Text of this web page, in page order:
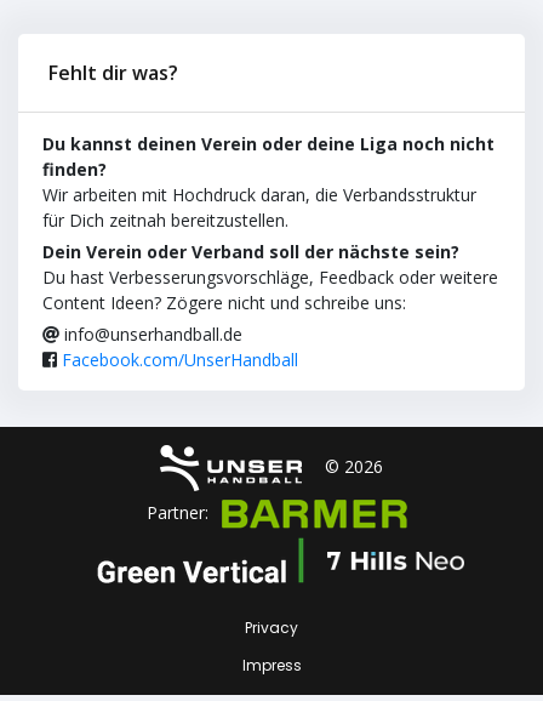
Fehlt dir was?
Du kannst deinen Verein oder deine Liga noch nicht
finden?
Wir arbeiten mit Hochdruck daran, die Verbandsstruktur
für Dich zeitnah bereitzustellen.
Dein Verein oder Verband soll der nächste sein?
Du hast Verbesserungsvorschläge, Feedback oder weitere
Content Ideen? Zögere nicht und schreibe uns:
info@unserhandball.de
Facebook.com/UnserHandball
© 2026
Partner:
Privacy
Impress